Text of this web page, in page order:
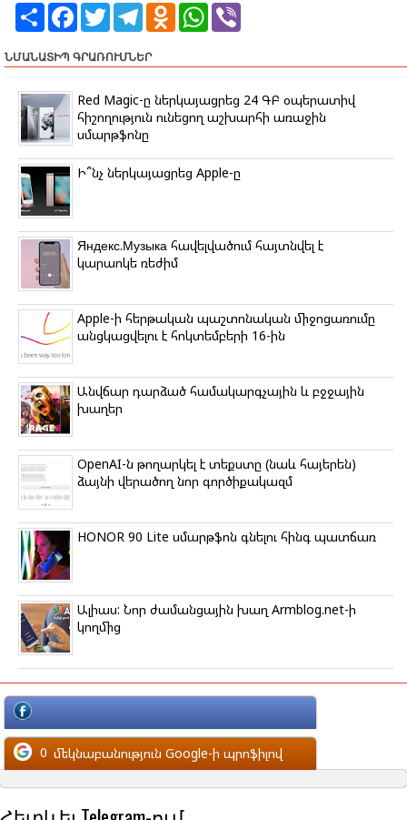
S
r
e
F
e
b
o
k
T
t
t
r
T
e
g
a
m
O
k
a
s
s
i
k
W
s
p
p
r
ՆՄԱՆԱՏԻՊ ԳՐԱՌՈՒՄՆԵՐ
Red Magic-ը ներկայացրեց 24 ԳԲ օպերատիվ
հիշողություն ունեցող աշխարհի առաջին
սմարթֆոնը
Ի՞նչ ներկայացրեց Apple-ը
Яндекс.Музыка հավելվածում հայտնվել է
կարաոկե ռեժիմ
Apple-ի հերթական պաշտոնական միջոցառումը
անցկացվելու է հոկտեմբերի 16-ին
Անվճար դարձած համակարգչային և բջջային
խաղեր
ՕpenAI-ն թողարկել է տեքստը (նաև հայերեն)
ձայնի վերածող նոր գործիքակազմ
HONOR 90 Lite սմարթֆոն գնելու հինգ պատճառ
Ալիաս: Նոր ժամանցային խաղ Armblog.net-ի
կողմից
մեկնաբանություն Facebook-ի պրոֆիլով
0 մեկնաբանություն Google-ի պրոֆիլով